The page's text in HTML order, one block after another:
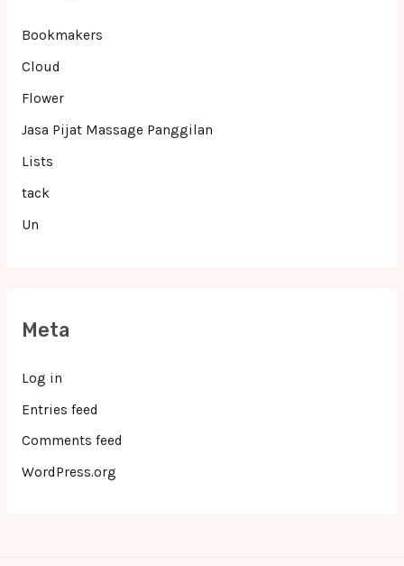
Bookmakers
Cloud
Flower
Jasa Pijat Massage Panggilan
Lists
tack
Un
Meta
Log in
Entries feed
Comments feed
WordPress.org